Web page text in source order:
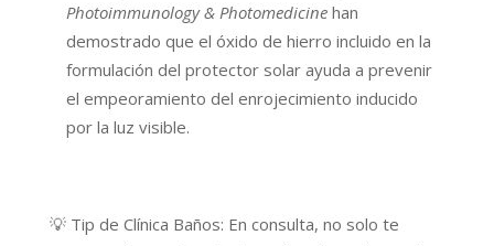
Photoimmunology & Photomedicinehan
demostrado que el óxido de hierro incluido en la
formulación del protector solar ayuda a prevenir
el empeoramiento del enrojecimiento inducido
por la luz visible.
💡 Tip de Clínica Baños: En consulta, no solo te